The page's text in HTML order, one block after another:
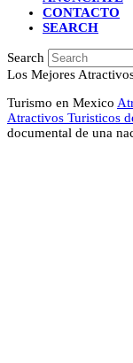
CONTACTO
SEARCH
Search
Los Mejores
Turismo en Mexico
Atractivos Turisticos
documental de una